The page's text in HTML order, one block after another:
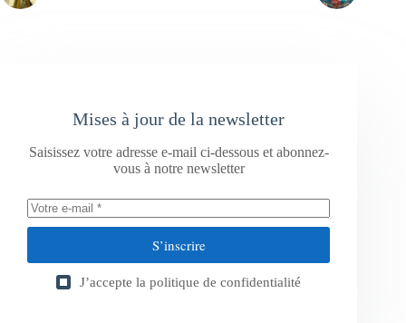
Mises à jour de la newsletter
Saisissez votre adresse e-mail ci-dessous et abonnez-
vous à notre newsletter
S’inscrire
J’accepte la politique de confidentialité